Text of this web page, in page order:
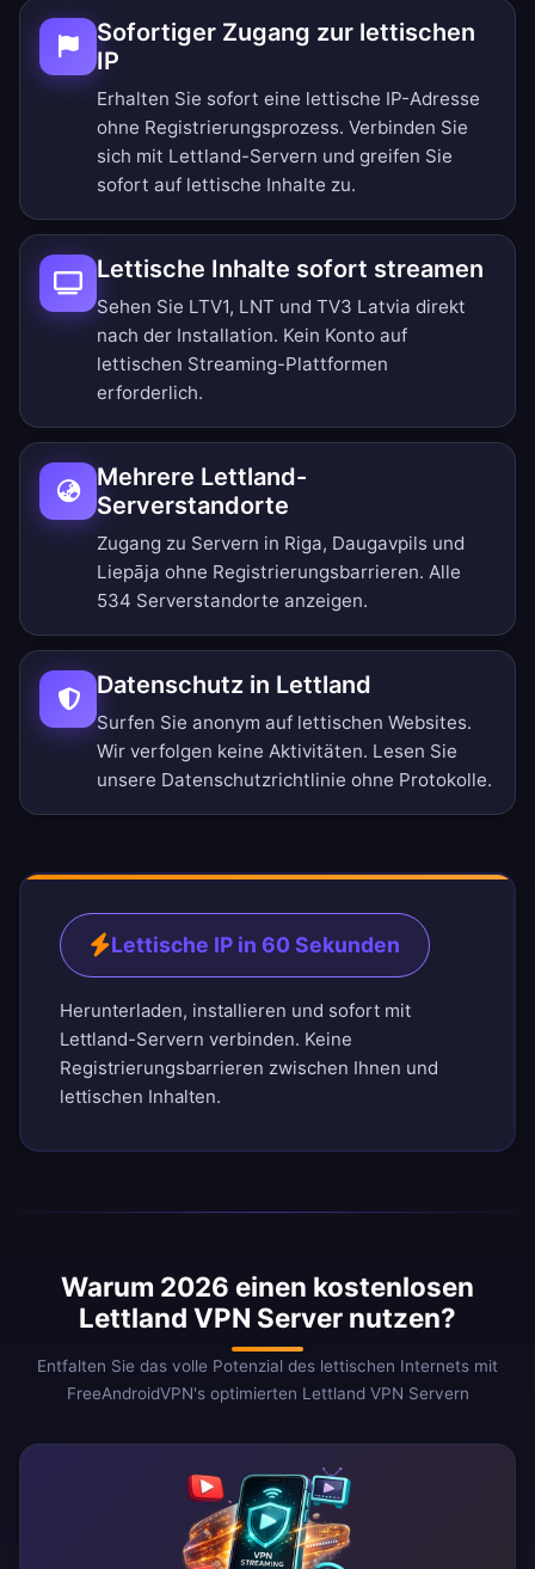
Sofortiger Zugang zur lettischen
IP
Erhalten Sie sofort eine lettische IP-Adresse
ohne Registrierungsprozess. Verbinden Sie
sich mit Lettland-Servern und greifen Sie
sofort auf lettische Inhalte zu.
Lettische Inhalte sofort streamen
Sehen Sie LTV1, LNT und TV3 Latvia direkt
nach der Installation. Kein Konto auf
lettischen Streaming-Plattformen
erforderlich.
Mehrere Lettland-
Serverstandorte
Zugang zu Servern in Riga, Daugavpils und
Liepāja ohne Registrierungsbarrieren. Alle
534 Serverstandorte anzeigen.
Datenschutz in Lettland
Surfen Sie anonym auf lettischen Websites.
Wir verfolgen keine Aktivitäten. Lesen Sie
unsere Datenschutzrichtlinie ohne Protokolle.
Lettische IP in 60 Sekunden
Herunterladen, installieren und sofort mit
Lettland-Servern verbinden. Keine
Registrierungsbarrieren zwischen Ihnen und
lettischen Inhalten.
Warum 2026 einen kostenlosen
Lettland VPN Server nutzen?
Entfalten Sie das volle Potenzial des lettischen Internets mit
FreeAndroidVPN's optimierten Lettland VPN Servern